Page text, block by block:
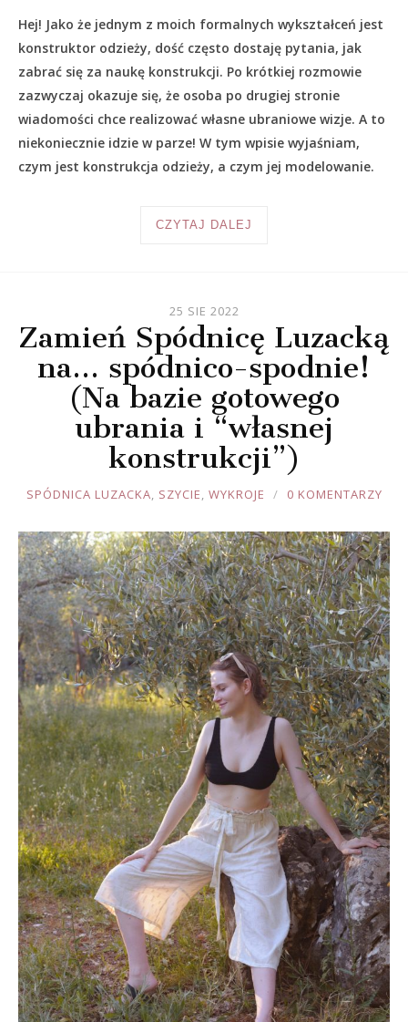
Hej! Jako że jednym z moich formalnych wykształceń jest
konstruktor odzieży, dość często dostaję pytania, jak
zabrać się za naukę konstrukcji. Po krótkiej rozmowie
zazwyczaj okazuje się, że osoba po drugiej stronie
wiadomości chce realizować własne ubraniowe wizje. A to
niekoniecznie idzie w parze! W tym wpisie wyjaśniam,
czym jest konstrukcja odzieży, a czym jej modelowanie.
CZYTAJ DALEJ
25 SIE 2022
Zamień Spódnicę Luzacką
na… spódnico-spodnie!
(Na bazie gotowego
ubrania i “własnej
konstrukcji”)
JOULE
SPÓDNICA LUZACKA, SZYCIE, WYKROJE 0 KOMENTARZY